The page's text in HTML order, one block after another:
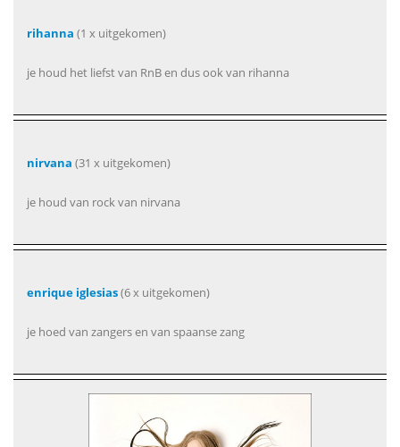
rihanna (1 x uitgekomen)
je houd het liefst van RnB en dus ook van rihanna
nirvana (31 x uitgekomen)
je houd van rock van nirvana
enrique iglesias(6 x uitgekomen)
je hoed van zangers en van spaanse zang